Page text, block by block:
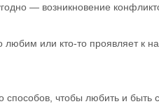
— возникновение
или кто-то проявляет к
способов, чтобы любить и